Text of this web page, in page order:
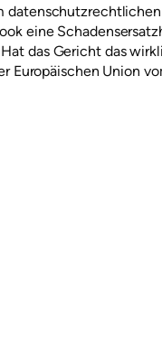
eine
das Gericht das
Europäischen Union